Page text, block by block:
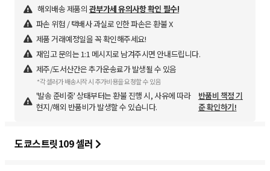
해외배송 제품의 관부가세 유의사항 확인 필수!
파손 위험 / 택배사 과실로 인한 파손은 환불 X
제품 거래예정일을 꼭 확인해주세요!
재입고 문의는 1:1 메시지로 남겨주시면 안내드립니다.
제주/도서산간은 추가운송료가 발생될 수 있음
*각 셀러가 배송시작 시 추가비용을 요청할 수 있음
'발송 준비중' 상태부터는 환불 진행 시, 사유에 따라
현지/해외 반품비가 발생할 수 있습니다.
반품비 책정 기
준 확인하기!
도쿄스트릿109 셀러